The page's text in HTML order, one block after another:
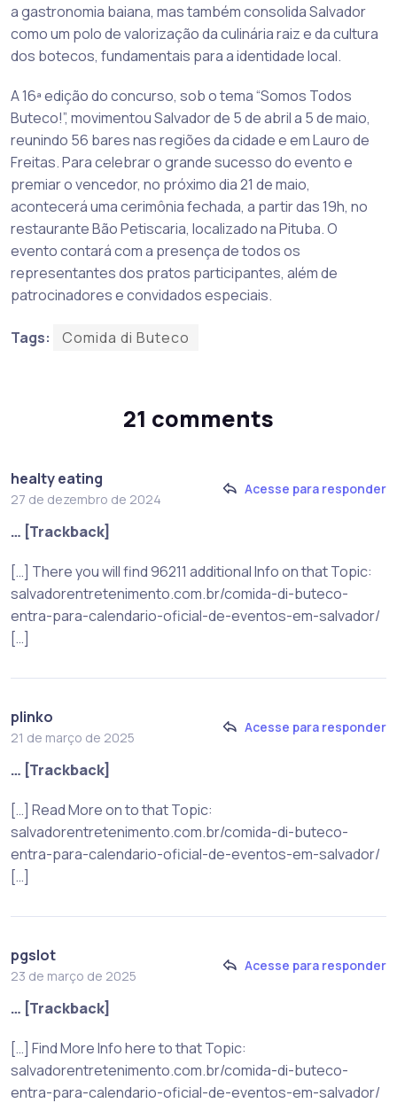
a gastronomia baiana, mas também consolida Salvador
como um polo de valorização da culinária raiz e da cultura
dos botecos, fundamentais para a identidade local.
A 16ª edição do concurso, sob o tema “Somos Todos
Buteco!”, movimentou Salvador de 5 de abril a 5 de maio,
reunindo 56 bares nas regiões da cidade e em Lauro de
Freitas. Para celebrar o grande sucesso do evento e
premiar o vencedor, no próximo dia 21 de maio,
acontecerá uma cerimônia fechada, a partir das 19h, no
restaurante Bão Petiscaria, localizado na Pituba. O
evento contará com a presença de todos os
representantes dos pratos participantes, além de
patrocinadores e convidados especiais.
Tags: Comida di Buteco
21 comments
healty eating
27 de dezembro de 2024
Acesse para responder
… [Trackback]
[…] There you will find 96211 additional Info on that Topic:
salvadorentretenimento.com.br/comida-di-buteco-
entra-para-calendario-oficial-de-eventos-em-salvador/
[…]
plinko
21 de março de 2025
Acesse para responder
… [Trackback]
[…] Read More on to that Topic:
salvadorentretenimento.com.br/comida-di-buteco-
entra-para-calendario-oficial-de-eventos-em-salvador/
[…]
pgslot
23 de março de 2025
Acesse para responder
… [Trackback]
[…] Find More Info here to that Topic:
salvadorentretenimento.com.br/comida-di-buteco-
entra-para-calendario-oficial-de-eventos-em-salvador/